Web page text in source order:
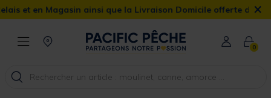
en Magasin ainsi que la Livraison Domicile offerte dès 90€ ×
0